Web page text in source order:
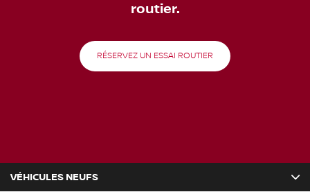
routier.
RÉSERVEZ UN ESSAI ROUTIER
VÉHICULES NEUFS